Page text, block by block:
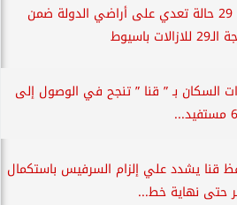
إزالة 29 حالة تعدي على أراضي الدولة ضمن
باسيوط
السكان بـ ” قنا ” تنجح في الوصول إلى
قنا يشدد علي إلزام السرفيس باستكمال
حتى نهاية خط...